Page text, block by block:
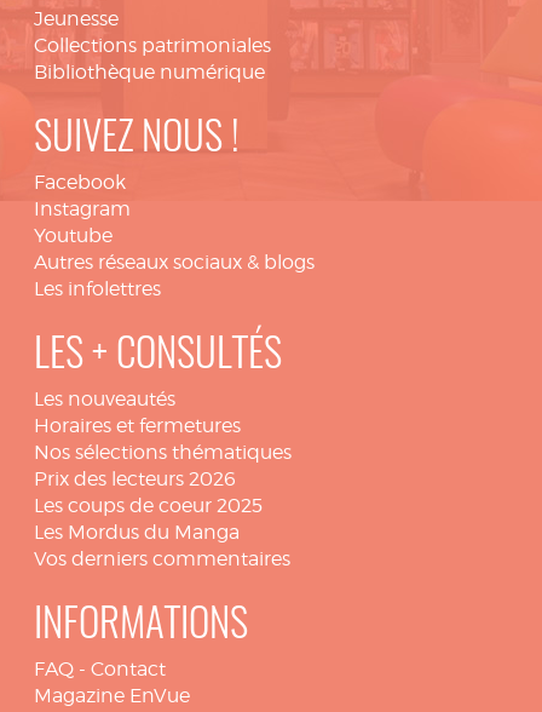
Jeunesse
Collections patrimoniales
Bibliothèque numérique
SUIVEZ NOUS !
Facebook
Instagram
Youtube
Autres réseaux sociaux & blogs
Les infolettres
LES + CONSULTÉS
Les nouveautés
Horaires et fermetures
Nos sélections thématiques
Prix des lecteurs 2026
Les coups de coeur 2025
Les Mordus du Manga
Vos derniers commentaires
INFORMATIONS
FAQ - Contact
Magazine EnVue